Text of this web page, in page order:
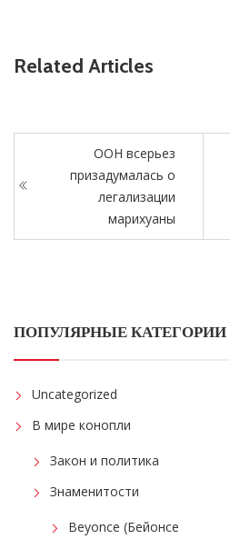
Related Articles
ООН всерьез
призадумалась о
легализации
марихуаны
ПОПУЛЯРНЫЕ КАТЕГОРИИ
Uncategorized
В мире конопли
Закон и политика
Знаменитости
Beyonce (Бейонсе